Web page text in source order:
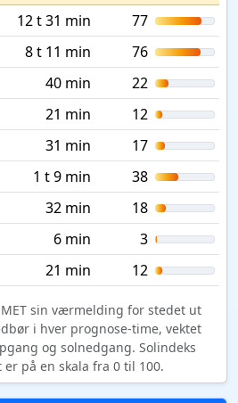
12 t 31 min
77
8 t 11 min
76
40 min
22
21 min
12
31 min
17
1 t 9 min
38
32 min
18
6 min
3
21 min 12
sin værmelding for stedet ut
i hver prognose-time, vektet
og solnedgang. Solindeks
på en skala fra 0 til 100.